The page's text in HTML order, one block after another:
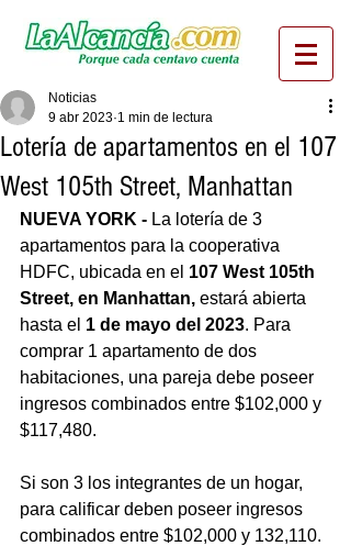
Lotería de apartamentos en el 107
West 105th Street, Manhattan
Noticias
9 abr 2023 1 min de lectura
NUEVA YORK - La lotería de 3
apartamentos para la cooperativa
HDFC, ubicada en el 107 West 105th
Street, en Manhattan, estará abierta
hasta el 1 de mayo del 2023. Para
comprar 1 apartamento de dos
habitaciones, una pareja debe poseer
ingresos combinados entre $102,000 y
$117,480.
Si son 3 los integrantes de un hogar,
para calificar deben poseer ingresos
combinados entre $102,000 y 132,110.